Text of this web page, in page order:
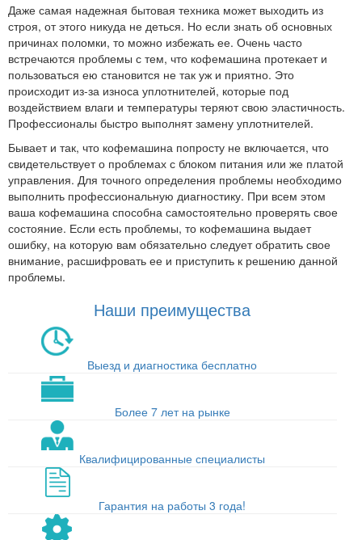
Даже самая надежная бытовая техника может выходить из
строя, от этого никуда не деться. Но если знать об основных
причинах поломки, то можно избежать ее. Очень часто
встречаются проблемы с тем, что кофемашина протекает и
пользоваться ею становится не так уж и приятно. Это
происходит из-за износа уплотнителей, которые под
воздействием влаги и температуры теряют свою эластичность.
Профессионалы быстро выполнят замену уплотнителей.
Бывает и так, что кофемашина попросту не включается, что
свидетельствует о проблемах с блоком питания или же платой
управления. Для точного определения проблемы необходимо
выполнить профессиональную диагностику. При всем этом
ваша кофемашина способна самостоятельно проверять свое
состояние. Если есть проблемы, то кофемашина выдает
ошибку, на которую вам обязательно следует обратить свое
внимание, расшифровать ее и приступить к решению данной
проблемы.
Наши преимущества
Выезд и диагностика бесплатно
Более 7 лет на рынке
Квалифицированные специалисты
Гарантия на работы 3 года!